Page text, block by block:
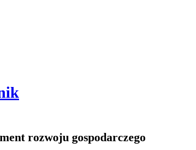
rozwoju gospodarczego